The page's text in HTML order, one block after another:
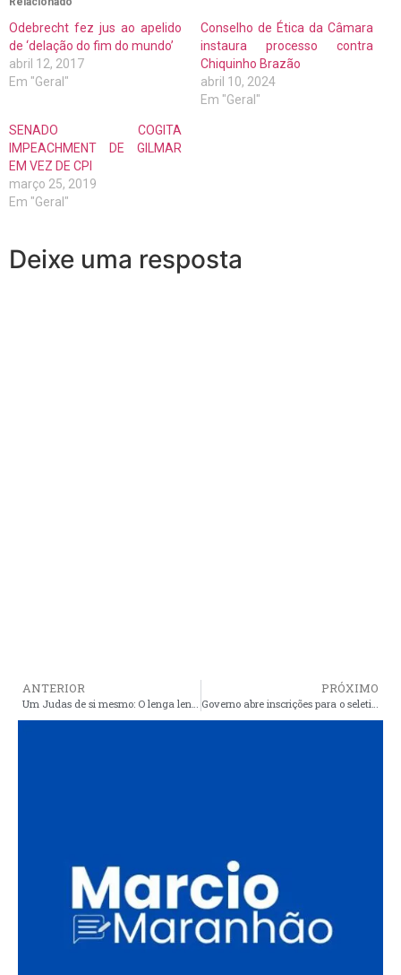
Odebrecht fez jus ao apelido
de ‘delação do fim do mundo’
abril 12, 2017
Em "Geral"
Conselho de Ética da Câmara
instaura processo contra
Chiquinho Brazão
abril 10, 2024
Em "Geral"
SENADO COGITA
IMPEACHMENT DE GILMAR
EM VEZ DE CPI
março 25, 2019
Em "Geral"
Deixe uma resposta
ANTERIOR
Um Judas de si mesmo: O lenga lenga de Arnaldo não engana mais ninguém
PRÓXIMO
Governo abre inscrições para o seletivo de professores da rede estadual